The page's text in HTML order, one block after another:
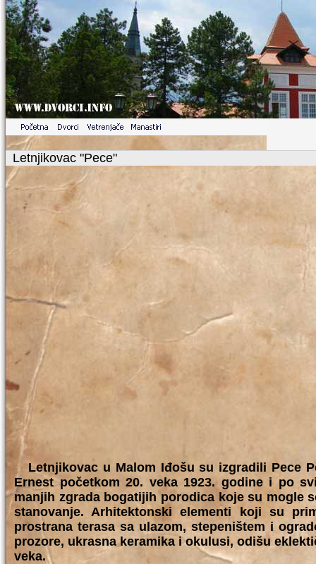
Letnjikovac "Pece"
Letnjikovac u Malom Iđošu su izgradili Pece
Ernest početkom 20. veka 1923. godine i po
manjih zgrada bogatijih porodica koje su mogle
stanovanje. Arhitektonski elementi koji su
prostrana terasa sa ulazom, stepeništem i
prozore, ukrasna keramika i okulusi, odišu
veka.